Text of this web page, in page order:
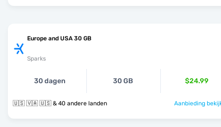
Europe and USA 30 GB
Sparks
30 dagen 30 GB $24.99
🇺🇸 🇻🇦 🇺🇸 & 40 andere landen Aanbieding